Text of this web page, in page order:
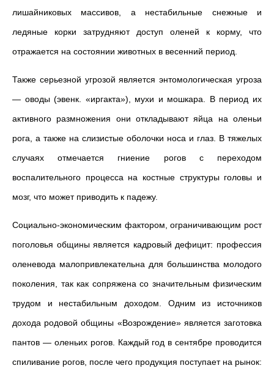
лишайниковых массивов, а нестабильные снежные и
ледяные корки затрудняют доступ оленей к корму, что
отражается на состоянии животных в весенний период.
Также серьезной угрозой является энтомологическая угроза
— оводы (эвенк. «иргакта»), мухи и мошкара. В период их
активного размножения они откладывают яйца на оленьи
рога, а также на слизистые оболочки носа и глаз. В тяжелых
случаях отмечается гниение рогов с переходом
воспалительного процесса на костные структуры головы и
мозг, что может приводить к падежу.
Социально-экономическим фактором, ограничивающим рост
поголовья общины является кадровый дефицит: профессия
оленевода малопривлекательна для большинства молодого
поколения, так как сопряжена со значительным физическим
трудом и нестабильным доходом. Одним из источников
дохода родовой общины «Возрождение» является заготовка
пантов — оленьих рогов. Каждый год в сентябре проводится
спиливание рогов, после чего продукция поступает на рынок: